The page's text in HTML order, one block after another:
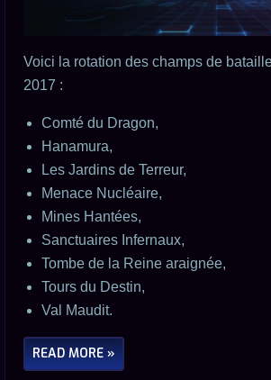
Voici la rotation des champs de
2017 :
Comté du Dragon,
Hanamura,
Les Jardins de Terreur,
Menace Nucléaire,
Mines Hantées,
Sanctuaires Infernaux,
Tombe de la Reine araignée,
Tours du Destin,
Val Maudit.
READ MORE »